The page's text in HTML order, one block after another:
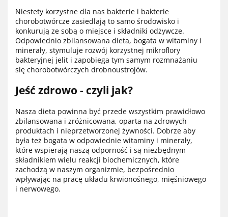
Niestety korzystne dla nas bakterie i bakterie
chorobotwórcze zasiedlają to samo środowisko i
konkurują ze sobą o miejsce i składniki odżywcze.
Odpowiednio zbilansowana dieta, bogata w witaminy i
minerały, stymuluje rozwój korzystnej mikroflory
bakteryjnej jelit i zapobiega tym samym rozmnażaniu
się chorobotwórczych drobnoustrojów.
Jeść zdrowo - czyli jak?
Nasza dieta powinna być przede wszystkim prawidłowo
zbilansowana i zróżnicowana, oparta na zdrowych
produktach i nieprzetworzonej żywności. Dobrze aby
była też bogata w odpowiednie witaminy i minerały,
które wspierają naszą odporność i są niezbędnym
składnikiem wielu reakcji biochemicznych, które
zachodzą w naszym organizmie, bezpośrednio
wpływając na pracę układu krwionośnego, mięśniowego
i nerwowego.